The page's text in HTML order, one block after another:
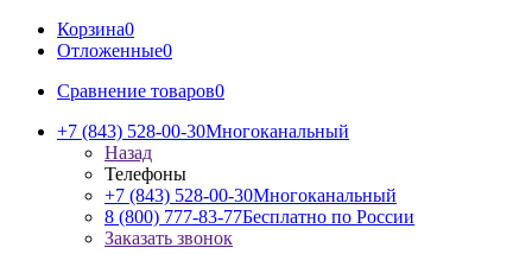
Корзина0
Отложенные0
Сравнение товаров0
+7 (843) 528-00-30Многоканальный
Назад
Телефоны
+7 (843) 528-00-30Многоканальный
8 (800) 777-83-77Бесплатно по России
Заказать звонок